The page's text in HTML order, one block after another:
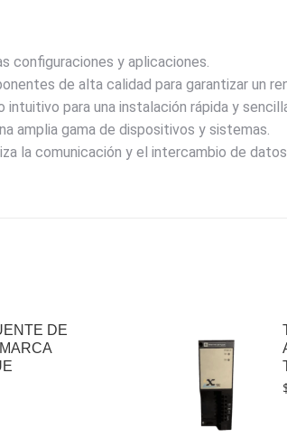
configuraciones y aplicaciones.
de alta calidad para garantizar un
intuitivo para una instalación rápida y
amplia gama de dispositivos y sistemas.
la comunicación y el intercambio de
DE